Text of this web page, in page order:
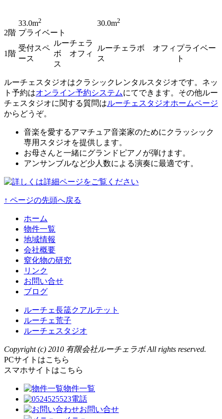
33.0m2 30.0m2
2階 プライベート
1階
受付スペ
ース
ルーチェラ
ボ オフィ
ス
ルーチェラボ オフィ
ス
プライベー
ト
ルーチェスタジオはクラシックレンタルスタジオです。ネッ
ト予約はオンライン予約システムにてできます。その他ルー
チェスタジオに関する質問はルーチェスタジオホームページ
からどうぞ。
音楽を愛するアマチュア音楽家のためにクラッシック
専用スタジオを提供します。
お母さんと一緒にグランドピアノが弾けます。
アンサンブルなど少人数による演奏に最適です。
↑ ページの先頭へ戻る
ホーム
物件一覧
地域情報
会社概要
窒化物の研究
リンク
お問い合せ
ブログ
ルーチェ長筬クアルテット
ルーチェ荒子
ルーチェスタジオ
Copyright (c) 2010 有限会社ルーチェラボ All rights reserved.
PCサイトはこちら
スマホサイトはこちら
物件一覧
電話
お問い合せ